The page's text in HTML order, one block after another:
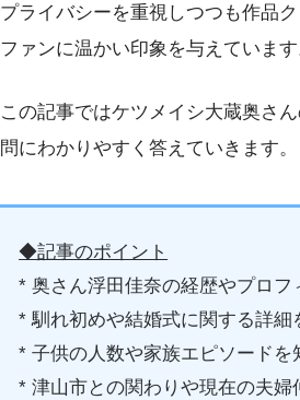
プライバシーを重視しつつも作品
ファンに温かい印象を与えています
この記事ではケツメイシ大蔵奥さ
問にわかりやすく答えていきます。
◆記事のポイント
* 奥さん浮田佳奈の経歴やプロフ
* 馴れ初めや結婚式に関する詳細
* 子供の人数や家族エピソードを
* 津山市との関わりや現在の夫婦